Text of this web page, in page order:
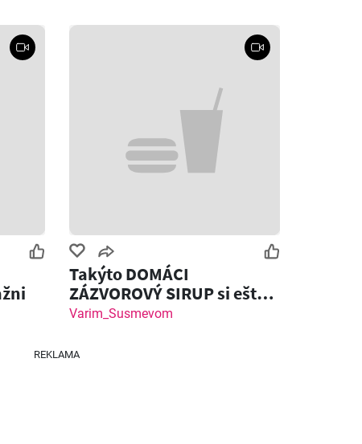
COOP Jednota leták
06.08.2026 - 12.08.2026
Takýto DOMÁCI
ZÁZVOROVÝ SIRUP si ešte
nemal! Zázvorový Shot
Varim_Susmevom
REKLAMA